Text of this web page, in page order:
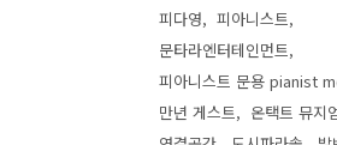
피다영
피아니스트
문타라엔터테인먼트
피아니스트 문용 pianist
만년 게스트
온택트 뮤지